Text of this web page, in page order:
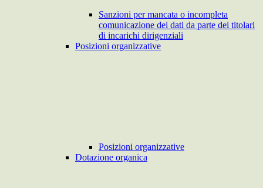
Sanzioni per mancata o incompleta
comunicazione dei dati da parte dei titolari
di incarichi dirigenziali
Posizioni organizzative
Posizioni organizzative
Dotazione organica